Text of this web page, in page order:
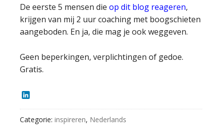
De eerste 5 mensen die op dit blog reageren,
krijgen van mij 2 uur coaching met boogschieten
aangeboden. En ja, die mag je ook weggeven.
Geen beperkingen, verplichtingen of gedoe.
Gratis.
Categorie: inspireren, Nederlands